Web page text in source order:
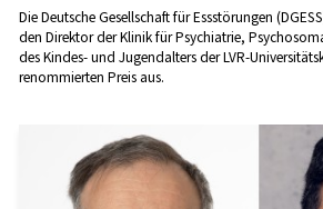
Die Deutsche Gesellschaft für Essstörungen
den Direktor der Klinik für Psychiatrie,
des Kindes- und Jugendalters der LVR-
renommierten Preis aus.